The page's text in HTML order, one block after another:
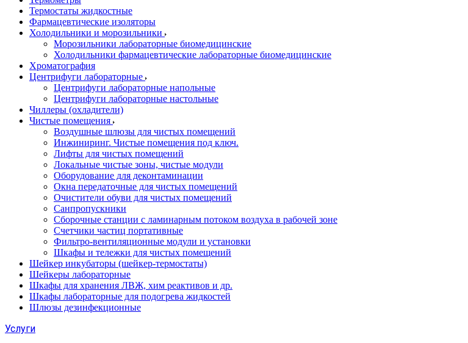
Термостаты жидкостные
Фармацевтические изоляторы
Холодильники и морозильники
Морозильники лабораторные биомедицинские
Холодильники фармацевтические лабораторные биомедицинские
Хроматография
Центрифуги лабораторные
Центрифуги лабораторные напольные
Центрифуги лабораторные настольные
Чиллеры (охладители)
Чистые помещения
Воздушные шлюзы для чистых помещений
Инжиниринг. Чистые помещения под ключ.
Лифты для чистых помещений
Локальные чистые зоны, чистые модули
Оборудование для деконтаминации
Окна передаточные для чистых помещений
Очистители обуви для чистых помещений
Санпропускники
Сборочные станции с ламинарным потоком воздуха в рабочей зоне
Счетчики частиц портативные
Фильтро-вентиляционные модули и установки
Шкафы и тележки для чистых помещений
Шейкер инкубаторы (шейкер-термостаты)
Шейкеры лабораторные
Шкафы для хранения ЛВЖ, хим реактивов и др.
Шкафы лабораторные для подогрева жидкостей
Шлюзы дезинфекционные
Услуги